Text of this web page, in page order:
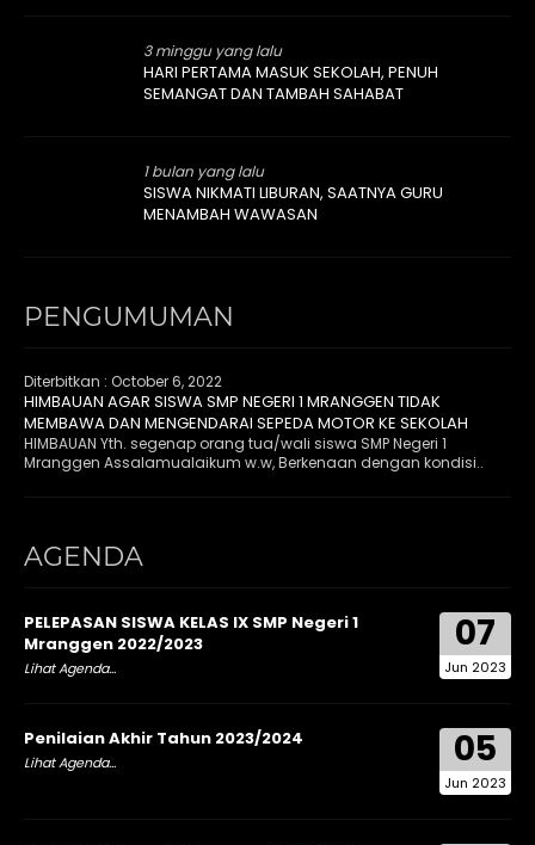
3 minggu yang lalu
HARI PERTAMA MASUK SEKOLAH, PENUH
SEMANGAT DAN TAMBAH SAHABAT
1 bulan yang lalu
SISWA NIKMATI LIBURAN, SAATNYA GURU
MENAMBAH WAWASAN
PENGUMUMAN
Diterbitkan : October 6, 2022
HIMBAUAN AGAR SISWA SMP NEGERI 1 MRANGGEN TIDAK
MEMBAWA DAN MENGENDARAI SEPEDA MOTOR KE SEKOLAH
HIMBAUAN Yth. segenap orang tua/wali siswa SMP Negeri 1
Mranggen Assalamualaikum w.w, Berkenaan dengan kondisi..
AGENDA
07
Jun 2023
PELEPASAN SISWA KELAS IX SMP Negeri 1
Mranggen 2022/2023
Lihat Agenda...
05
Jun 2023
Penilaian Akhir Tahun 2023/2024
Lihat Agenda...